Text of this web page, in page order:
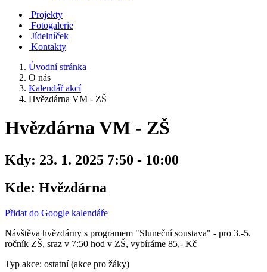
Projekty
Fotogalerie
Jídelníček
Kontakty
Úvodní stránka
O nás
Kalendář akcí
Hvězdárna VM - ZŠ
Hvězdárna VM - ZŠ
Kdy: 23. 1. 2025 7:50 - 10:00
Kde: Hvězdárna
Přidat do Google kalendáře
Návštěva hvězdárny s programem "Sluneční soustava" - pro 3.-5.
ročník ZŠ, sraz v 7:50 hod v ZŠ, vybíráme 85,- Kč
Typ akce: ostatní (akce pro žáky)